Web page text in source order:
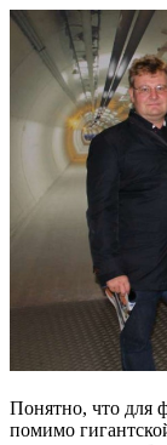
Понятно, что для
помимо